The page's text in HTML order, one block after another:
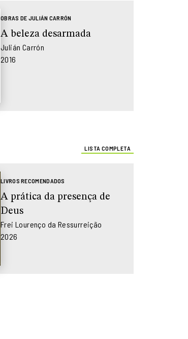
OBRAS DE JULIÁN CARRÓN
A beleza desarmada
Julián Carrón
2016
LISTA COMPLETA
LIVROS RECOMENDADOS
A prática da presença de
Deus
Frei Lourenço da Ressurreição
2026